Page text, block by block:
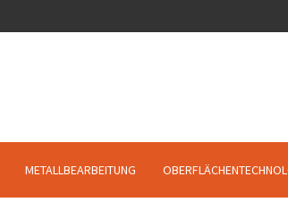
METALLBEARBEITUNG